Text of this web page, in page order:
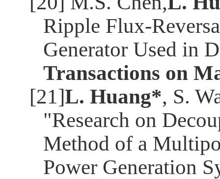
Ripple Flux-
Generator Used in
Transactions on
[21]L. Huang*, S.
"Research on
Method of a
Power Generation